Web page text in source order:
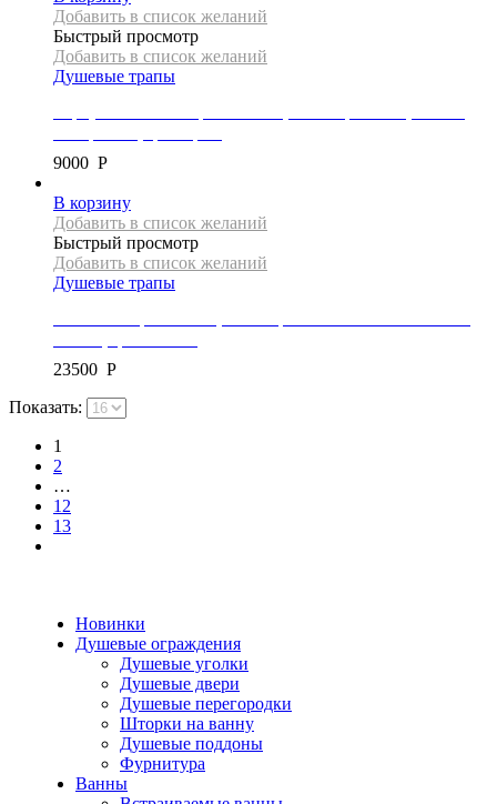
Добавить в список желаний
Быстрый просмотр
Добавить в список желаний
Душевые трапы
9000 Р
В корзину
Добавить в список желаний
Быстрый просмотр
Добавить в список желаний
Душевые трапы
23500 Р
Показать:
1
2
…
12
13
Новинки
Душевые ограждения
Душевые уголки
Душевые двери
Душевые перегородки
Шторки на ванну
Душевые поддоны
Фурнитура
Ванны